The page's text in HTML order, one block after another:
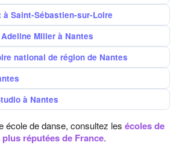
Saint-Sébastien-sur-Loire
Miller à Nantes
national de région de Nantes
à Nantes
école de danse, consultez les écoles de
réputées de France.